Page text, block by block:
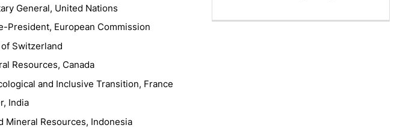
General, United Nations
President, European Commission
Switzerland
Resources, Canada
and Inclusive Transition, France
India
Mineral Resources, Indonesia